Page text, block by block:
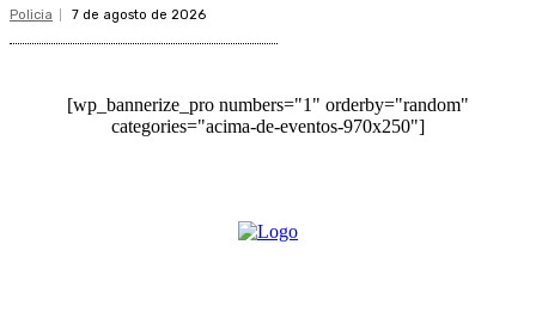
Policia 7 de agosto de 2026
[wp_bannerize_pro numbers="1" orderby="random"
categories="acima-de-eventos-970x250"]